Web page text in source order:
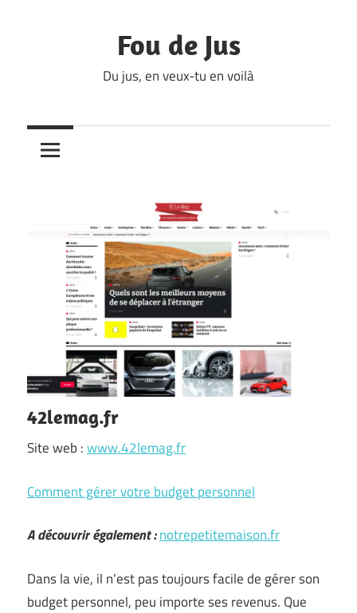
Fou de Jus
Du jus, en veux-tu en voilà
42lemag.fr
Site web :www.42lemag.fr
Comment gérer votre budget personnel
A découvrir également :notrepetitemaison.fr
Dans la vie, il n’est pas toujours facile de gérer son
budget personnel, peu importe ses revenus. Que